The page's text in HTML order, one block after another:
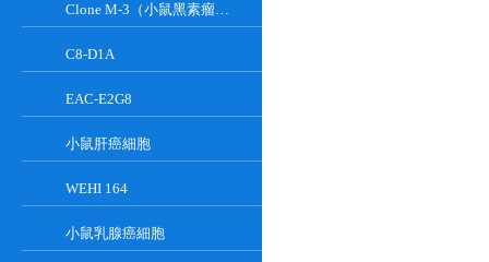
Clone M-3（小鼠黑素瘤細胞）
C8-D1A
EAC-E2G8
小鼠肝癌細胞
WEHI 164
小鼠乳腺癌細胞